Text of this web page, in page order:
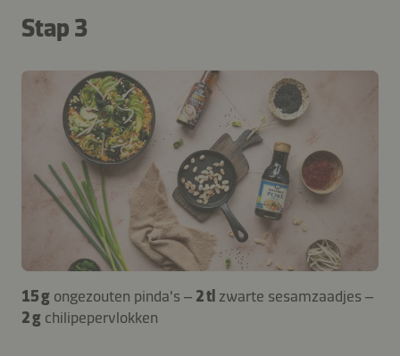
Stap 3
15 g ongezouten pinda's – 2 tl zwarte sesamzaadjes –
2 g chilipepervlokken